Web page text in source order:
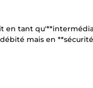
en tant
mais en